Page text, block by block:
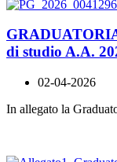
di studio A.A.
02-04-2026
In allegato la